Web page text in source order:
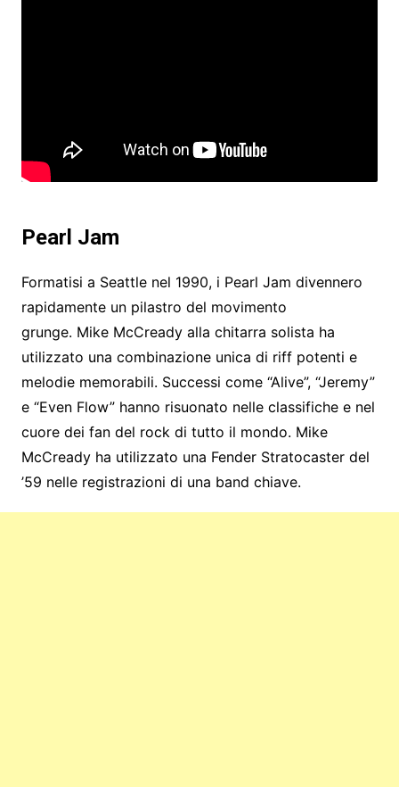
Pearl Jam
Formatisi a Seattle nel 1990, i Pearl Jam divennero
rapidamente un pilastro del movimento
grunge. Mike McCready alla chitarra solista ha
utilizzato una combinazione unica di riff potenti e
melodie memorabili. Successi come “Alive”, “Jeremy”
e “Even Flow” hanno risuonato nelle classifiche e nel
cuore dei fan del rock di tutto il mondo. Mike
McCready ha utilizzato una Fender Stratocaster del
’59 nelle registrazioni di una band chiave.